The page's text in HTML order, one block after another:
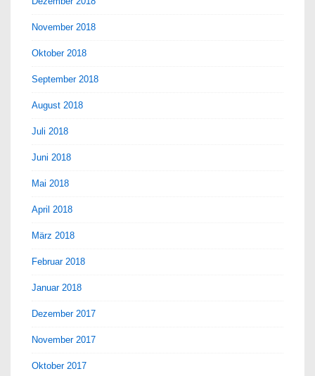
November 2018
Oktober 2018
September 2018
August 2018
Juli 2018
Juni 2018
Mai 2018
April 2018
März 2018
Februar 2018
Januar 2018
Dezember 2017
November 2017
Oktober 2017